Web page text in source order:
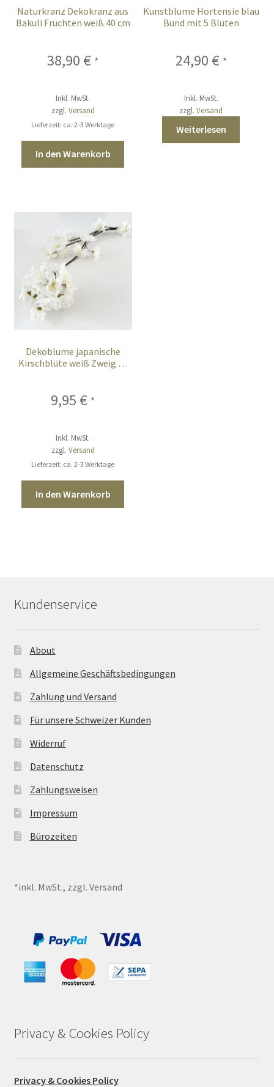
Naturkranz Dekokranz aus
Bakuli Früchten weiß 40 cm
38,90 € *
Inkl. MwSt.
zzgl. Versand
Lieferzeit: ca. 2-3 Werktage
In den Warenkorb
Kunstblume Hortensie blau
Bund mit 5 Blüten
24,90 € *
Inkl. MwSt.
zzgl.Versand
Weiterlesen
Dekoblume japanische
Kirschblüte weiß Zweig 84
9,95 € *
Inkl. MwSt.
zzgl. Versand
Lieferzeit: ca. 2-3 Werktage
In den Warenkorb
Kundenservice
About
Allgemeine Geschäftsbedingungen
Zahlung und Versand
Für unsere Schweizer Kunden
Widerruf
Datenschutz
Zahlungsweisen
Impressum
Bürozeiten
*inkl. MwSt., zzgl. Versand
Privacy & Cookies Policy
Privacy & Cookies Policy